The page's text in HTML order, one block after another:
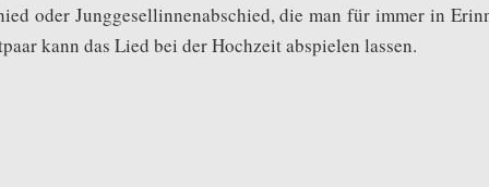
oder Junggesellinnenabschied, die man für immer in
kann das Lied bei der Hochzeit abspielen lassen.